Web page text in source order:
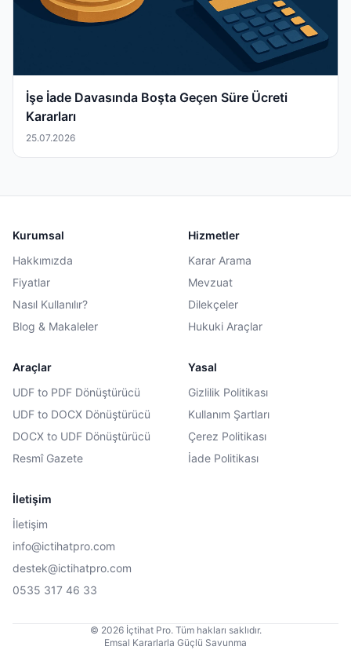
İşe İade Davasında Boşta Geçen Süre Ücreti
Kararları
25.07.2026
Kurumsal
Hakkımızda
Fiyatlar
Nasıl Kullanılır?
Blog & Makaleler
Hizmetler
Karar Arama
Mevzuat
Dilekçeler
Hukuki Araçlar
Araçlar
UDF to PDF Dönüştürücü
UDF to DOCX Dönüştürücü
DOCX to UDF Dönüştürücü
Resmî Gazete
Yasal
Gizlilik Politikası
Kullanım Şartları
Çerez Politikası
İade Politikası
İletişim
İletişim
info@ictihatpro.com
destek@ictihatpro.com
0535 317 46 33
© 2026 İçtihat Pro. Tüm hakları saklıdır.
Emsal Kararlarla Güçlü Savunma